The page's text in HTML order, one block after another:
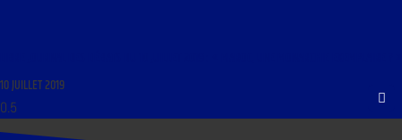
10 JUILLET 2019